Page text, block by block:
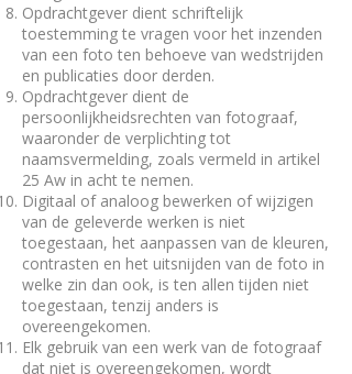
Opdrachtgever dient schriftelijk
toestemming te vragen voor het inzenden
van een foto ten behoeve van wedstrijden
en publicaties door derden.
Opdrachtgever dient de
persoonlijkheidsrechten van fotograaf,
waaronder de verplichting tot
naamsvermelding, zoals vermeld in artikel
25 Aw in acht te nemen.
Digitaal of analoog bewerken of wijzigen
van de geleverde werken is niet
toegestaan, het aanpassen van de kleuren,
contrasten en het uitsnijden van de foto in
welke zin dan ook, is ten allen tijden niet
toegestaan, tenzij anders is
overeengekomen.
Elk gebruik van een werk van de fotograaf
dat niet is overeengekomen, wordt